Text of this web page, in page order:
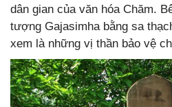
dân gian của văn hóa Chăm.
tượng Gajasimha bằng sa
xem là những vị thần bảo vệ